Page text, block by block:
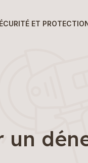
ET
un